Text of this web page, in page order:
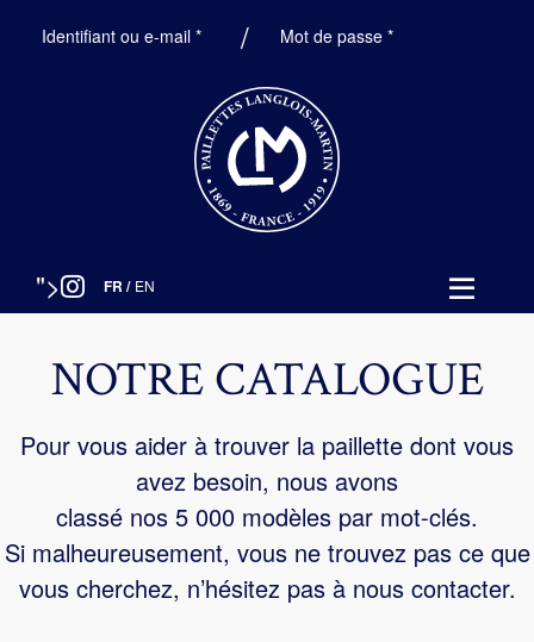
Identifiant ou e-mail *ObligatoireMot de passe*Obligatoire
"> FR / EN
NOTRE CATALOGUE
Pour vous aider à trouver la paillette dont vous
avez besoin, nous avons
classé nos 5 000 modèles par mot-clés.
Si malheureusement, vous ne trouvez pas ce que
vous cherchez, n’hésitez pas à nous contacter.